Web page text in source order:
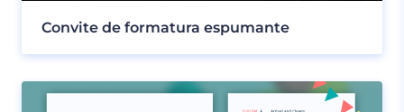
Convite de formatura espumante